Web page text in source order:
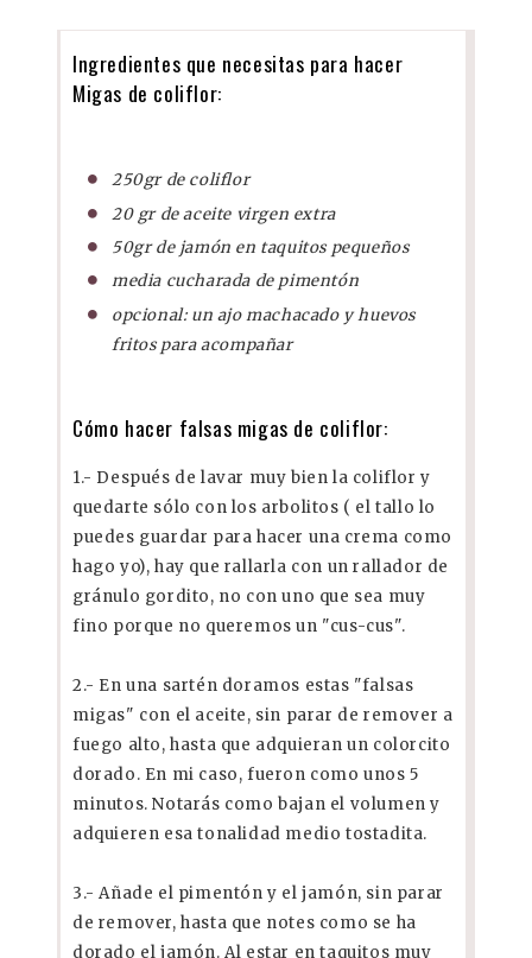
Ingredientes que necesitas para hacer
Migas de coliflor:
250gr de coliflor
20 gr de aceite virgen extra
50gr de jamón en taquitos pequeños
media cucharada de pimentón
opcional: un ajo machacado y huevos
fritos para acompañar
Cómo hacer falsas migas de coliflor:
1.- Después de lavar muy bien la coliflor y
quedarte sólo con los arbolitos ( el tallo lo
puedes guardar para hacer una crema como
hago yo), hay que rallarla con un rallador de
gránulo gordito, no con uno que sea muy
fino porque no queremos un "cus-cus".
2.- En una sartén doramos estas "falsas
migas" con el aceite, sin parar de remover a
fuego alto, hasta que adquieran un colorcito
dorado. En mi caso, fueron como unos 5
minutos. Notarás como bajan el volumen y
adquieren esa tonalidad medio tostadita.
3.- Añade el pimentón y el jamón, sin parar
de remover, hasta que notes como se ha
dorado el jamón. Al estar en taquitos muy